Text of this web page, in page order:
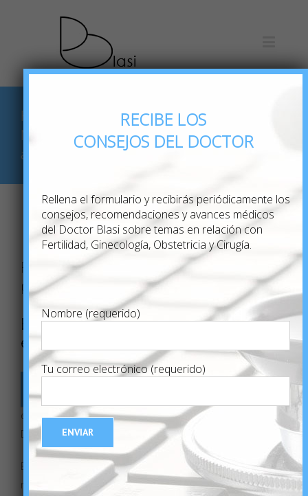
Final del otoño:
Mejor época del
año para concebir
Previous
Final del otoño: Mejor época del año
para concebir
El final del otoño puede ser la mejor
época del año para tratar de concebir
L
as parejas conciben más rápido a fines del
estudio de este tipo realizado en Estados Unidos y
Dinamarca y publicado en
Human Reproduction
En Estados Unidos, los cumpleaños alcanzan su punto
máximo a principios de septiembre, pero en los estados
RECIBE LOS
CONSEJOS DEL DOCTOR
Rellena el formulario y recibirás periódicamente los
consejos, recomendaciones y avances médicos
del Doctor Blasi sobre temas en relación con
Fertilidad, Ginecología, Obstetricia y Cirugía.
Nombre (requerido)
Tu correo electrónico (requerido)